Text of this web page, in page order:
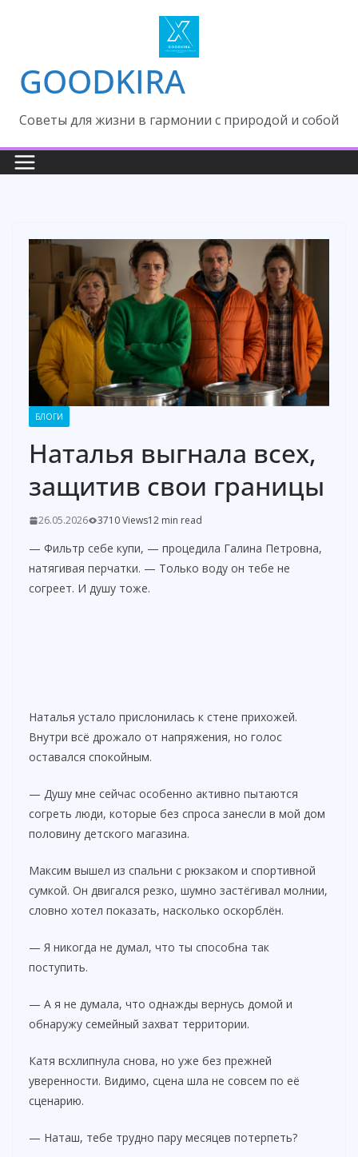
GOODKIRA
Cоветы для жизни в гармонии с природой и собой
БЛОГИ
Наталья выгнала всех,
защитив свои границы
26.05.2026 3710 Views12 min read
— Фильтр себе купи, — процедила Галина Петровна,
натягивая перчатки. — Только воду он тебе не
согреет. И душу тоже.
Наталья устало прислонилась к стене прихожей.
Внутри всё дрожало от напряжения, но голос
оставался спокойным.
— Душу мне сейчас особенно активно пытаются
согреть люди, которые без спроса занесли в мой дом
половину детского магазина.
Максим вышел из спальни с рюкзаком и спортивной
сумкой. Он двигался резко, шумно застёгивал молнии,
словно хотел показать, насколько оскорблён.
— Я никогда не думал, что ты способна так
поступить.
— А я не думала, что однажды вернусь домой и
обнаружу семейный захват территории.
Катя всхлипнула снова, но уже без прежней
уверенности. Видимо, сцена шла не совсем по её
сценарию.
— Наташ, тебе трудно пару месяцев потерпеть?